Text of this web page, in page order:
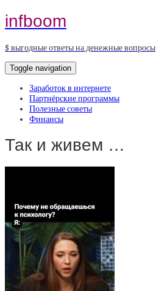
infboom
$ выгодные ответы на денежные вопросы
Toggle navigation
Заработок в интернете
Партнёрские программы
Полезные советы
Финансы
Так и живем …